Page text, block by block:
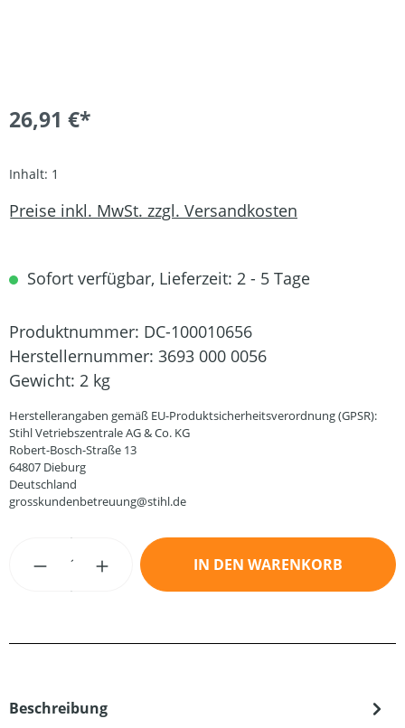
26,91 €*
Inhalt: 1
Preise inkl. MwSt. zzgl. Versandkosten
Sofort verfügbar, Lieferzeit: 2 - 5 Tage
Produktnummer: DC-100010656
Herstellernummer: 3693 000 0056
Gewicht: 2 kg
Herstellerangaben gemäß EU-Produktsicherheitsverordnung (GPSR):
Stihl Vetriebszentrale AG & Co. KG
Robert-Bosch-Straße 13
64807 Dieburg
Deutschland
grosskundenbetreuung@stihl.de
Produkt Anzahl: Gib den gewünschten
IN DEN WARENKORB
Beschreibung